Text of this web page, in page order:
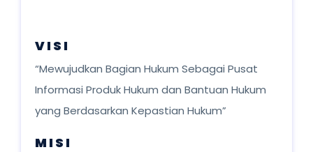
V I S I
“Mewujudkan Bagian Hukum Sebagai Pusat
Informasi Produk Hukum dan Bantuan Hukum
yang Berdasarkan Kepastian Hukum”
M I S I